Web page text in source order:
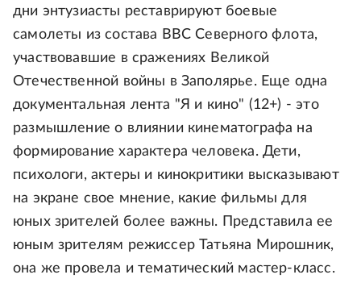
дни энтузиасты реставрируют боевые
самолеты из состава ВВС Северного флота,
участвовавшие в сражениях Великой
Отечественной войны в Заполярье. Еще одна
документальная лента "Я и кино" (12+) - это
размышление о влиянии кинематографа на
формирование характера человека. Дети,
психологи, актеры и кинокритики высказывают
на экране свое мнение, какие фильмы для
юных зрителей более важны. Представила ее
юным зрителям режиссер Татьяна Мирошник,
она же провела и тематический мастер-класс.